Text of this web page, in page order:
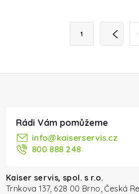
Ovládací prvky
1
info@kaiserservis.cz
800 888 248
Kaiser servis, spol. s r.o.
Trnkova 137, 628 00 Brno, Česká